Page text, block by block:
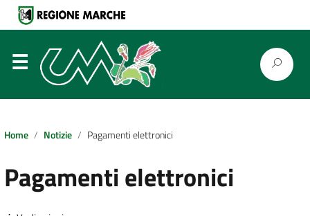
Home Notizie Pagamenti elettronici
Pagamenti elettronici